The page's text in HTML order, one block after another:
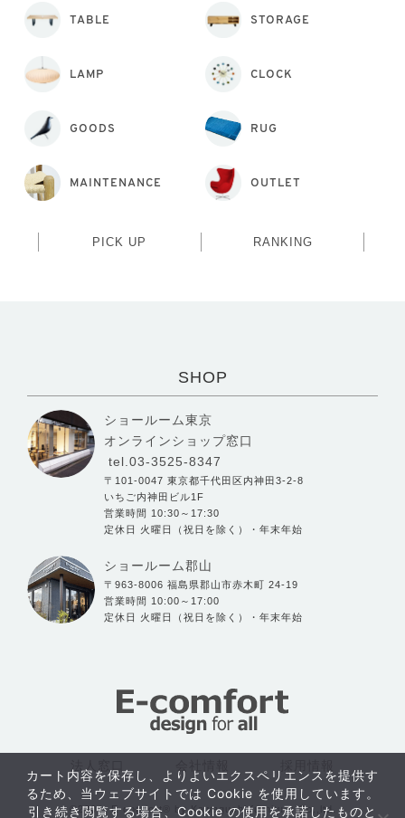
TABLE STORAGE
LAMP CLOCK
GOODS RUG
MAINTENANCE OUTLET
PICK UP RANKING
SHOP
ショールーム東京
オンラインショップ窓口
tel.03-3525-8347
〒101-0047 東京都千代田区内神田3-2-8
いちご内神田ビル1F
営業時間 10:30～17:30
定休日 火曜日（祝日を除く）・年末年始
ショールーム郡山
〒963-8006 福島県郡山市赤木町 24-19
営業時間 10:00～17:00
定休日 火曜日（祝日を除く）・年末年始
©2004- E-comfort® by Kawaguchi furniture Co.,ltd.
カート内容を保存し、よりよいエクスペリエンスを提供す
るため、当ウェブサイトでは Cookie を使用しています。
引き続き閲覧する場合、Cookie の使用を承諾したものと